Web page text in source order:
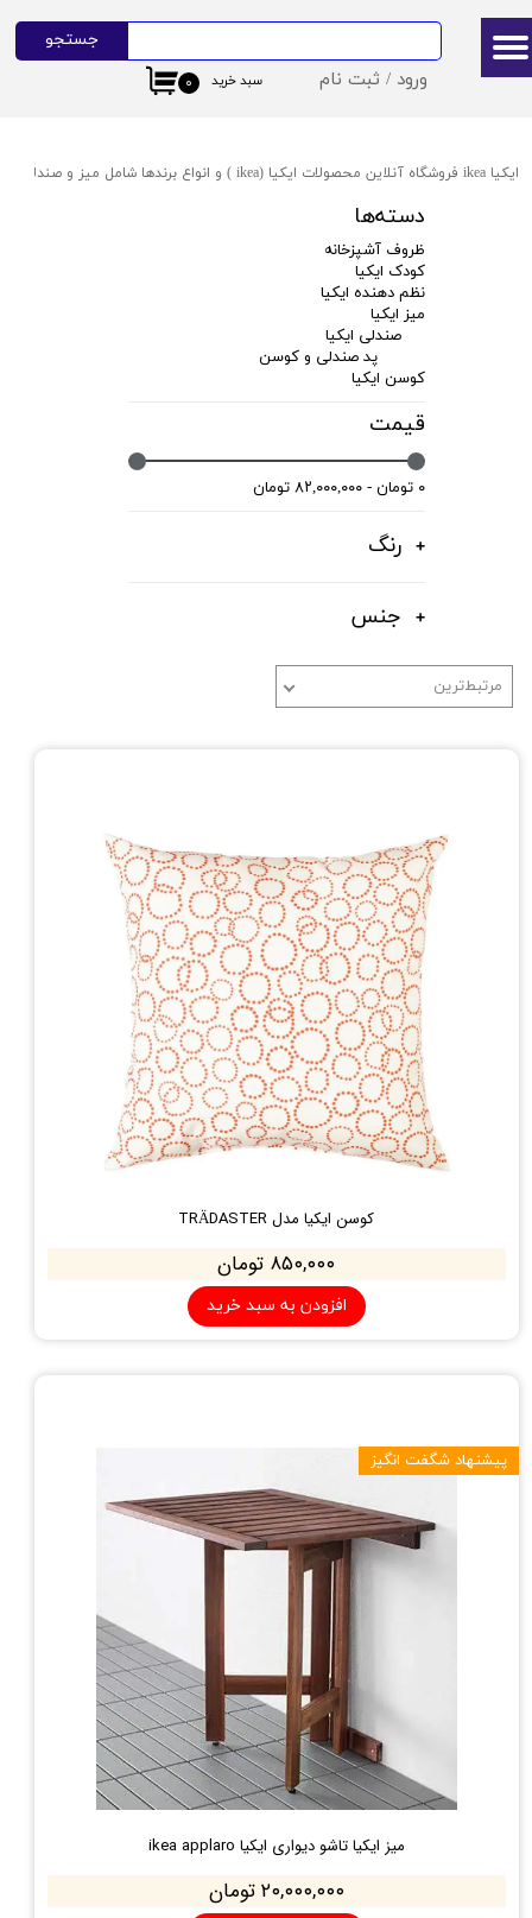
ورود / ثبت نام
حساب کاربری من
سفارشات
خروج از حساب کاربری
جستجو
۰ سبد خرید
ایکیا ikea فروشگاه آنلاین محصولات ایکیا (ikea ) و انواع برندها شامل میز و صندلی ایکیا،ظروف آشپزخانه ایکیا،دکوراسیون ایکیا،روشنایی ایکیا،لوازم کودک ایکیا،لوازم سرویس بهداشتی و حمام ایکیا ،کالای خواب آیکیاو ... ارسال به سراسر ایران
دسته‌ها
ظروف آشپزخانه
کودک ایکیا
نظم دهنده ایکیا
میز ایکیا
صندلی ایکیا
پد صندلی و کوسن
کوسن ایکیا
قیمت
۰ تومان - ۸۲,۰۰۰,۰۰۰ تومان
رنگ
جنس
مرتبط‌ترین
کوسن ایکیا مدل TRÄDASTER
۸۵۰,۰۰۰ تومان
افزودن به سبد خرید
میز ایکیا تاشو دیواری ایکیا ikea applaro
۲۰,۰۰۰,۰۰۰ تومان
پیشنهاد شگفت انگیز